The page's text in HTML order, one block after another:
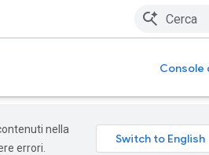
Console
nella
errori.